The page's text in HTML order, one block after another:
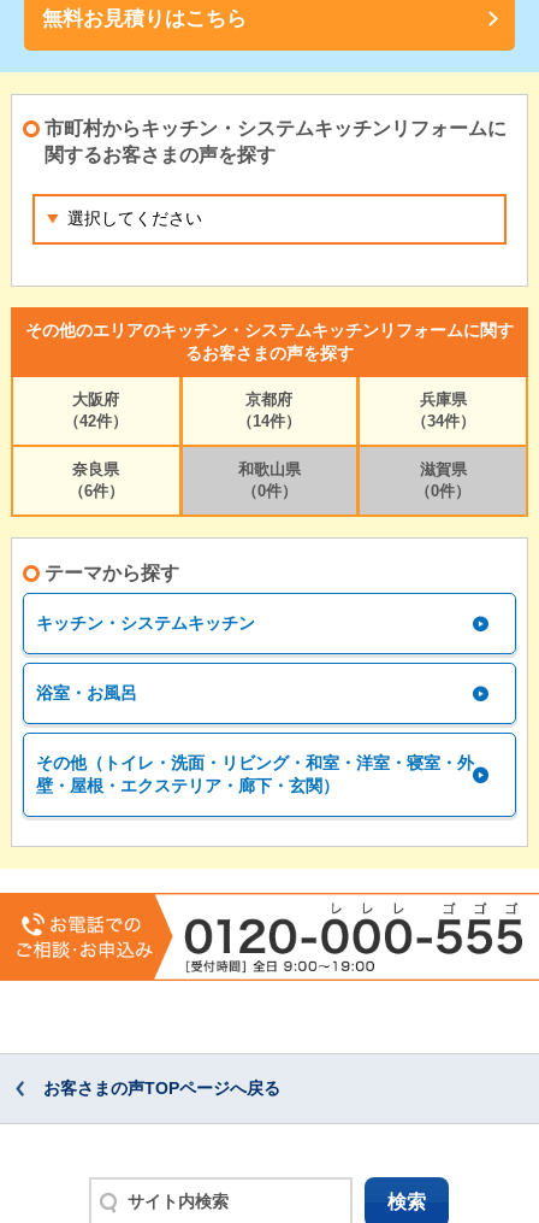
無料お見積りはこちら
市町村からキッチン・システムキッチンリフォームに
関するお客さまの声を探す
その他のエリアのキッチン・システムキッチンリフォームに関す
るお客さまの声を探す
大阪府
（42件）
京都府
（14件）
兵庫県
（34件）
奈良県
（6件）
和歌山県
（0件）
滋賀県
（0件）
テーマから探す
キッチン・システムキッチン
浴室・お風呂
その他（トイレ・洗面・リビング・和室・洋室・寝室・外
壁・屋根・エクステリア・廊下・玄関）
お客さまの声TOPページへ戻る